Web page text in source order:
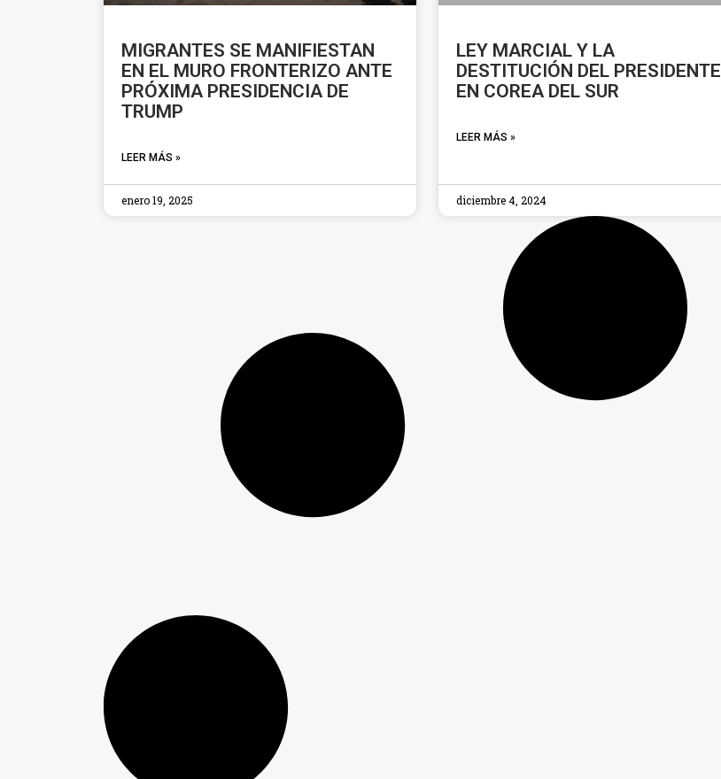
MIGRANTES SE MANIFIESTAN
EN EL MURO FRONTERIZO ANTE
PRÓXIMA PRESIDENCIA DE
TRUMP
LEER MÁS »
enero 19, 2025
LEY MARCIAL Y LA
DESTITUCIÓN DEL PRESIDENTE
EN COREA DEL SUR
LEER MÁS »
diciembre 4, 2024